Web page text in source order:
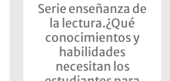
Serie enseñanza de
la lectura.¿Qué
conocimientos y
habilidades
necesitan los